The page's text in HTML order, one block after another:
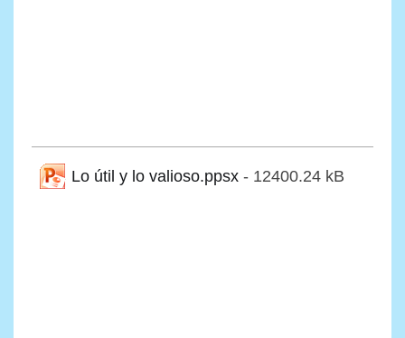
Lo útil y lo valioso.ppsx - 12400.24 kB